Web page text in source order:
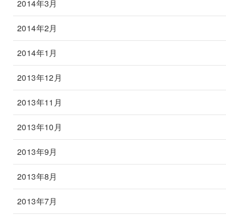
2014年3月
2014年2月
2014年1月
2013年12月
2013年11月
2013年10月
2013年9月
2013年8月
2013年7月